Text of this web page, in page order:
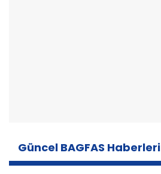
Güncel BAGFAS Haberleri